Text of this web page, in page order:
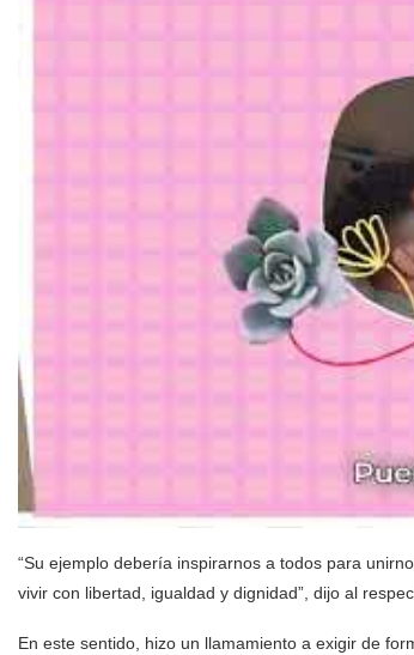
“Su ejemplo debería inspirarnos a todos para
vivir con libertad, igualdad y dignidad”, dijo al
En este sentido, hizo un llamamiento a exigir de